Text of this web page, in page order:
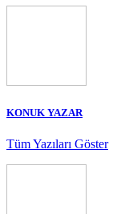
KONUK YAZAR
Tüm Yazıları Göster